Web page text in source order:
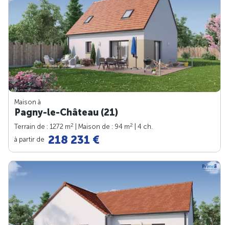
Maison à
Pagny-le-Château (21)
Terrain de : 1272 m2 | Maison de : 94 m2
| 4 ch.
à partir de 218 231 €